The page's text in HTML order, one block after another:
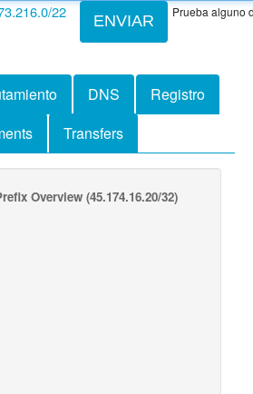
ENVIAR
22 Prueba alguno
DNS
Registro
Transfers
Overview(45.174.16.20/32)